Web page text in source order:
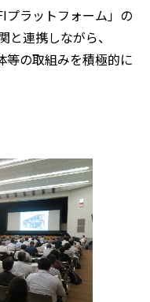
ラットフォーム」の
と連携しながら、
等の取組みを積極的に